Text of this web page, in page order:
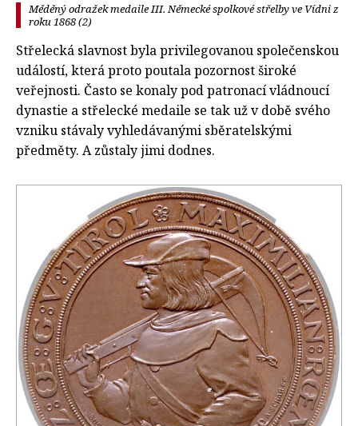
Měděný odražek medaile III. Německé spolkové střelby ve Vídni z
roku 1868 (2)
Střelecká slavnost byla privilegovanou společenskou
událostí, která proto poutala pozornost široké
veřejnosti. Často se konaly pod patronací vládnoucí
dynastie a střelecké medaile se tak už v době svého
vzniku stávaly vyhledávanými sběratelskými
předměty. A zůstaly jimi dodnes.